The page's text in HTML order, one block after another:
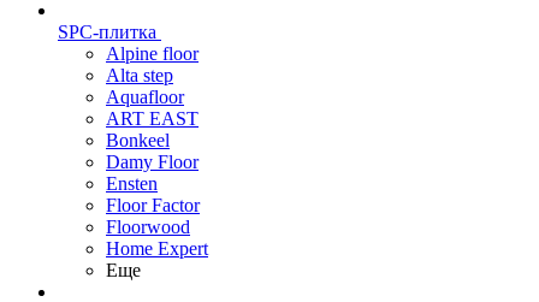
SPC-плитка
Alpine floor
Alta step
Aquafloor
ART EAST
Bonkeel
Damy Floor
Ensten
Floor Factor
Floorwood
Home Expert
Еще